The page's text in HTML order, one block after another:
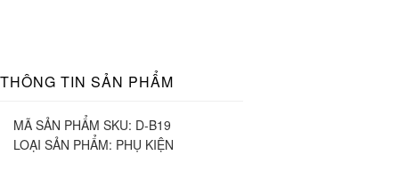
THÔNG TIN SẢN PHẨM
MÃ SẢN PHẨM SKU: D-B19
LOẠI SẢN PHẨM: PHỤ KIỆN